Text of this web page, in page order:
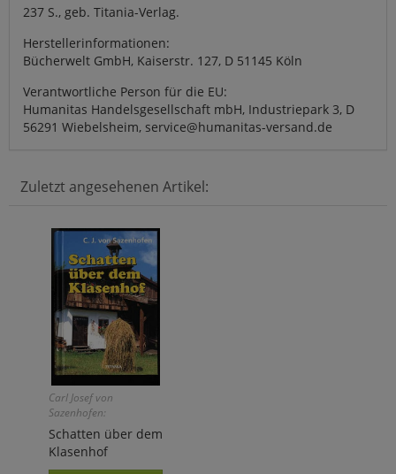
237 S., geb. Titania-Verlag.
Herstellerinformationen:
Bücherwelt GmbH, Kaiserstr. 127, D 51145 Köln
Verantwortliche Person für die EU:
Humanitas Handelsgesellschaft mbH, Industriepark 3, D
56291 Wiebelsheim, service@humanitas-versand.de
Zuletzt angesehenen Artikel:
Carl Josef von
Sazenhofen:
Schatten über dem
Klasenhof